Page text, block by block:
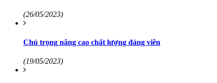
(26/05/2023)
Chú trọng nâng cao chất lượng đảng viên
(19/05/2023)